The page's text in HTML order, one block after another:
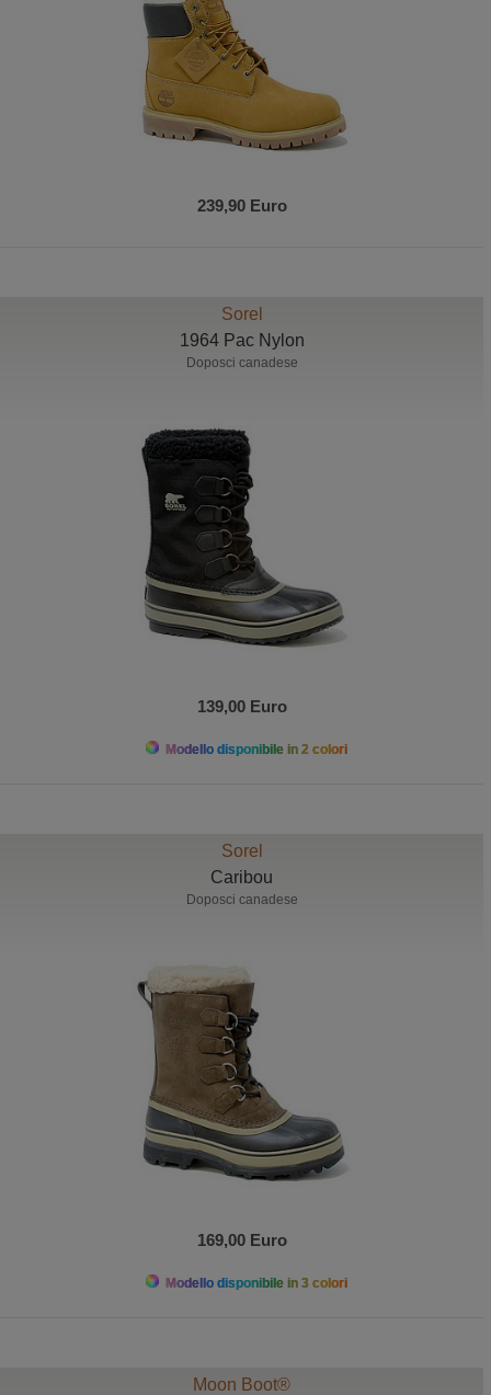
239,90 Euro
Sorel
1964 Pac Nylon
Doposci canadese
139,00 Euro
Modello disponibile in 2 colori
Sorel
Caribou
Doposci canadese
169,00 Euro
Modello disponibile in 3 colori
Moon Boot®